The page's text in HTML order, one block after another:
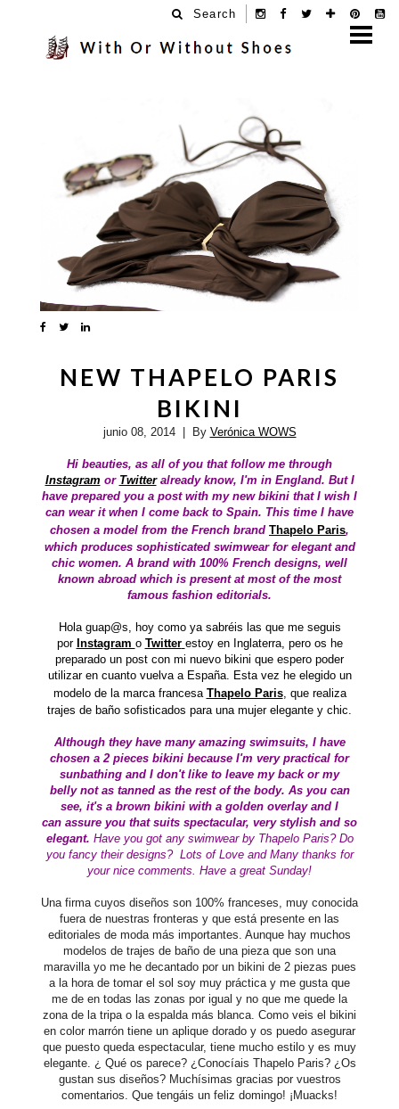
Search
NEW THAPELO PARIS
BIKINI
junio 08, 2014| By Verónica WOWS
Hi beauties, as all of you that follow me through
Instagram or Twitteralready know, I'm in England. But I
have prepared you a post with my new bikini that I wish I
can wear it when I come back to Spain. This time I have
chosen a model from the French brand Thapelo Paris,
which produces sophisticated swimwear for elegant and
chic women. A brand with 100% French designs, well
known abroad which is present at most of the most
famous fashion editorials.
Hola guap@s, hoy como ya sabréis las que me seguis
por Instagram o Twitter estoy en Inglaterra, pero os he
preparado un post con mi nuevo bikini que espero poder
utilizar en cuanto vuelva a España. Esta vez he elegido un
modelo de la marca francesa Thapelo Paris, que realiza
trajes de baño sofisticados para una mujer elegante y chic.
Although they have many amazing swimsuits, I have
chosen a 2 pieces bikini because I'm very practical for
sunbathing and I don't like to leave my back or my
belly not as tanned as the rest of the body. As you can
see, it's a brown bikini with a golden overlay and I
can assure you that suits spectacular, very stylish and so
elegant. Have you got any swimwear by Thapelo Paris? Do
you fancy their designs? Lots of Love and Many thanks for
your nice comments. Have a great Sunday!
Una firma cuyos diseños son 100% franceses, muy conocida
fuera de nuestras fronteras y que está presente en las
editoriales de moda más importantes. Aunque hay muchos
modelos de trajes de baño de una pieza que son una
maravilla yo me he decantado por un bikini de 2 piezas pues
a la hora de tomar el sol soy muy práctica y me gusta que
me de en todas las zonas por igual y no que me quede la
zona de la tripa o la espalda más blanca. Como veis el bikini
en color marrón tiene un aplique dorado y os puedo asegurar
que puesto queda espectacular, tiene mucho estilo y es muy
elegante. ¿ Qué os parece? ¿Conocíais Thapelo Paris? ¿Os
gustan sus diseños? Muchísimas gracias por vuestros
comentarios. Que tengáis un feliz domingo! ¡Muacks!